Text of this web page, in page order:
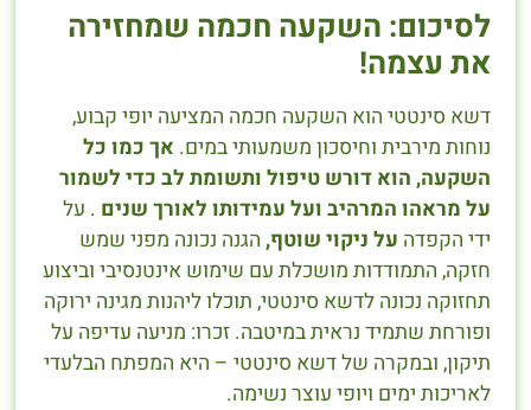
לסיכום: השקעה חכמה שמחזירה
את עצמה!
דשא סינטטי הוא השקעה חכמה המציעה יופי קבוע,
נוחות מירבית וחיסכון משמעותי במים. אך כמו כל
השקעה, הוא דורש טיפול ותשומת לב כדי לשמור
על מראהו המרהיב ועל עמידותו לאורך שנים . על
ידי הקפדה על ניקוי שוטף, הגנה נכונה מפני שמש
חזקה, התמודדות מושכלת עם שימוש אינטנסיבי וביצוע
תחזוקה נכונה לדשא סינטטי, תוכלו ליהנות מגינה ירוקה
ופורחת שתמיד נראית במיטבה. זכרו: מניעה עדיפה על
תיקון, ובמקרה של דשא סינטטי – היא המפתח הבלעדי
לאריכות ימים ויופי עוצר נשימה.